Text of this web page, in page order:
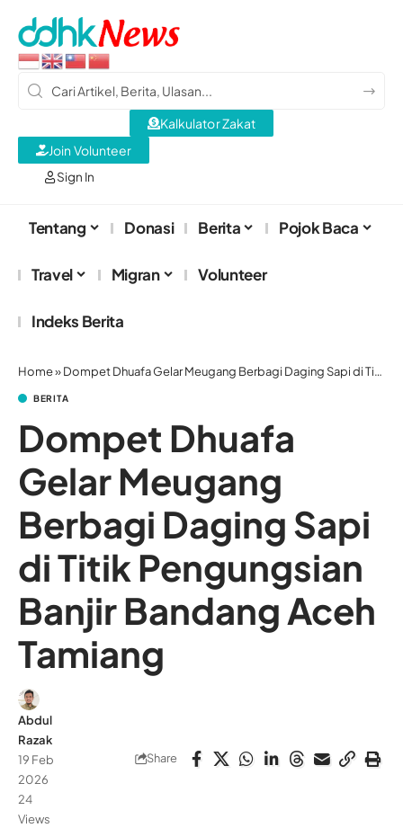
Sign In
Kalkulator Zakat
Join Volunteer
Tentang Donasi Berita Pojok Baca
Travel Migran Volunteer
Indeks Berita
Home»Dompet Dhuafa Gelar Meugang Berbagi Daging Sapi di Titik Pengungsian Banjir Bandang Aceh Tamiang
BERITA
Dompet Dhuafa
Gelar Meugang
Berbagi Daging Sapi
di Titik Pengungsian
Banjir Bandang Aceh
Tamiang
Abdul
Razak
19 Feb
2026
24
Views
Share